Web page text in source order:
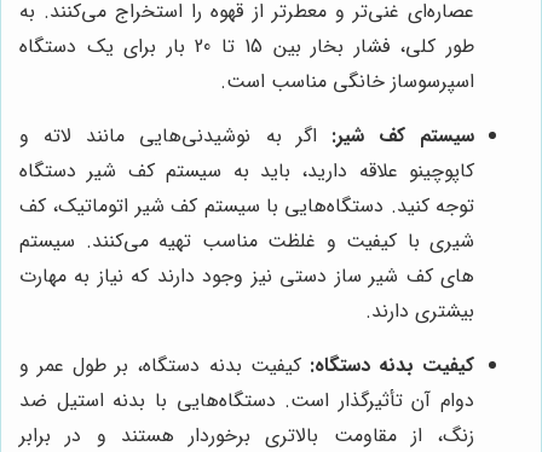
عصاره‌ای غنی‌تر و معطرتر از قهوه را استخراج می‌کنند. به
طور کلی، فشار بخار بین 15 تا 20 بار برای یک دستگاه
اسپرسوساز خانگی مناسب است.
سیستم کف شیر: اگر به نوشیدنی‌هایی مانند لاته و
کاپوچینو علاقه دارید، باید به سیستم کف شیر دستگاه
توجه کنید. دستگاه‌هایی با سیستم کف شیر اتوماتیک، کف
شیری با کیفیت و غلظت مناسب تهیه می‌کنند. سیستم
های کف شیر ساز دستی نیز وجود دارند که نیاز به مهارت
بیشتری دارند.
کیفیت بدنه دستگاه: کیفیت بدنه دستگاه، بر طول عمر و
دوام آن تأثیرگذار است. دستگاه‌هایی با بدنه استیل ضد
زنگ، از مقاومت بالاتری برخوردار هستند و در برابر